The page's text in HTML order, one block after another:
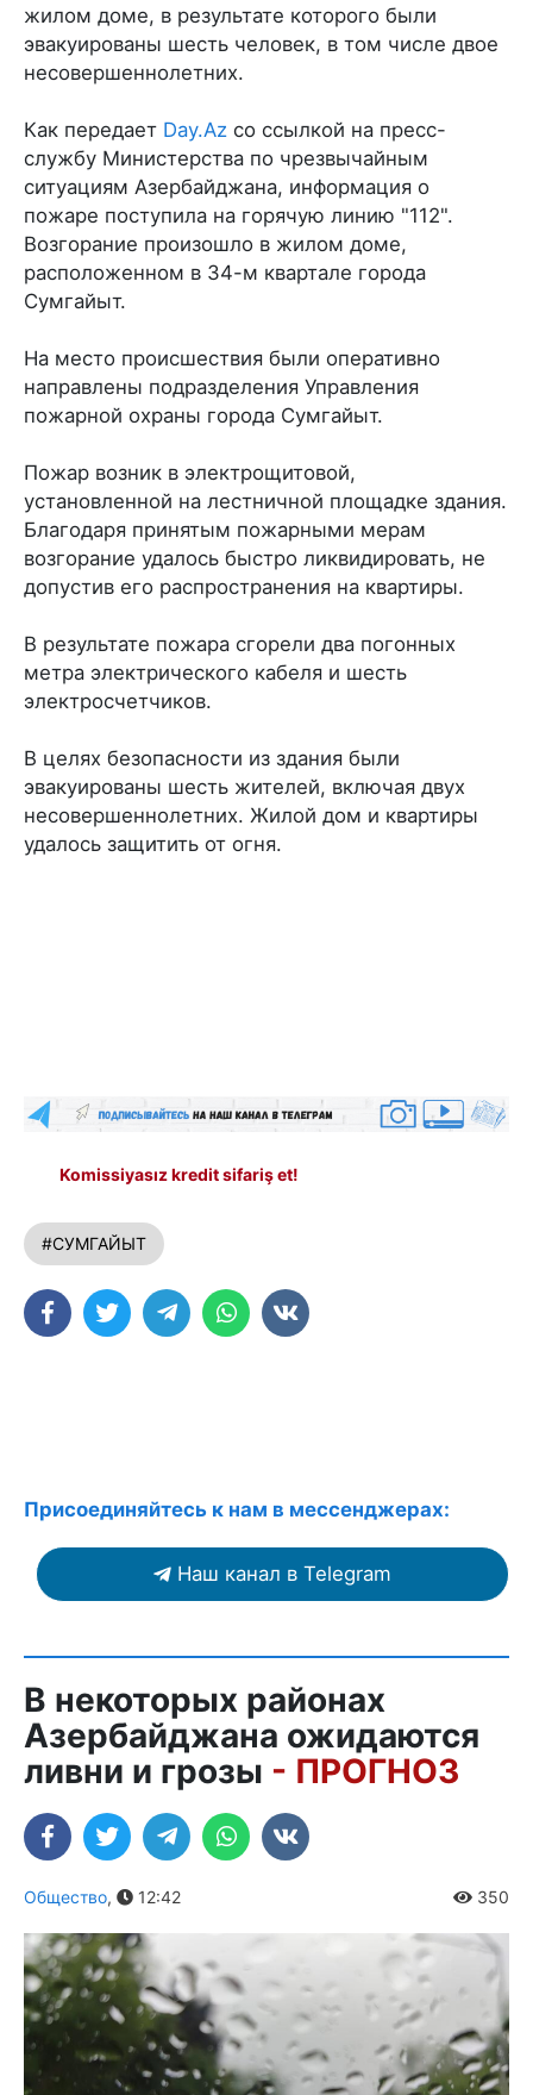
жилом доме, в результате которого были
эвакуированы шесть человек, в том числе двое
несовершеннолетних.
Как передает Day.Az со ссылкой на пресс-
службу Министерства по чрезвычайным
ситуациям Азербайджана, информация о
пожаре поступила на горячую линию "112".
Возгорание произошло в жилом доме,
расположенном в 34-м квартале города
Сумгайыт.
На место происшествия были оперативно
направлены подразделения Управления
пожарной охраны города Сумгайыт.
Пожар возник в электрощитовой,
установленной на лестничной площадке здания.
Благодаря принятым пожарными мерам
возгорание удалось быстро ликвидировать, не
допустив его распространения на квартиры.
В результате пожара сгорели два погонных
метра электрического кабеля и шесть
электросчетчиков.
В целях безопасности из здания были
эвакуированы шесть жителей, включая двух
несовершеннолетних. Жилой дом и квартиры
удалось защитить от огня.
Komissiyasız kredit sifariş et!
#СУМГАЙЫТ
Присоединяйтесь к нам в мессенджерах:
Наш канал в Telegram
В некоторых районах
Азербайджана ожидаются
ливни и грозы - ПРОГНОЗ
Общество, 12:42 350